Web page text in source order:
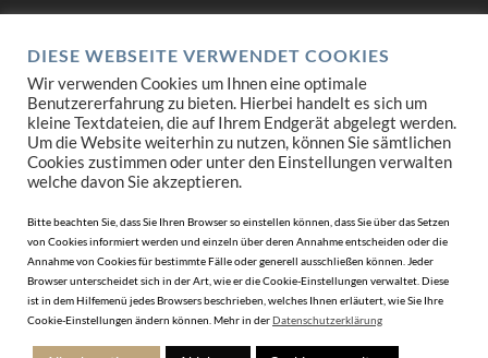
Datenschutz
Impressum
AGB
Mediadaten
DIESE WEBSEITE VERWENDET COOKIES
Wir verwenden Cookies um Ihnen eine optimale
Benutzererfahrung zu bieten. Hierbei handelt es sich um
kleine Textdateien, die auf Ihrem Endgerät abgelegt werden.
Um die Website weiterhin zu nutzen, können Sie sämtlichen
Cookies zustimmen oder unter den Einstellungen verwalten
welche davon Sie akzeptieren.
Bitte beachten Sie, dass Sie Ihren Browser so einstellen können, dass Sie über das Setzen
von Cookies informiert werden und einzeln über deren Annahme entscheiden oder die
Annahme von Cookies für bestimmte Fälle oder generell ausschließen können. Jeder
Browser unterscheidet sich in der Art, wie er die Cookie-Einstellungen verwaltet. Diese
ist in dem Hilfemenü jedes Browsers beschrieben, welches Ihnen erläutert, wie Sie Ihre
Cookie-Einstellungen ändern können. Mehr in derDatenschutzerklärung